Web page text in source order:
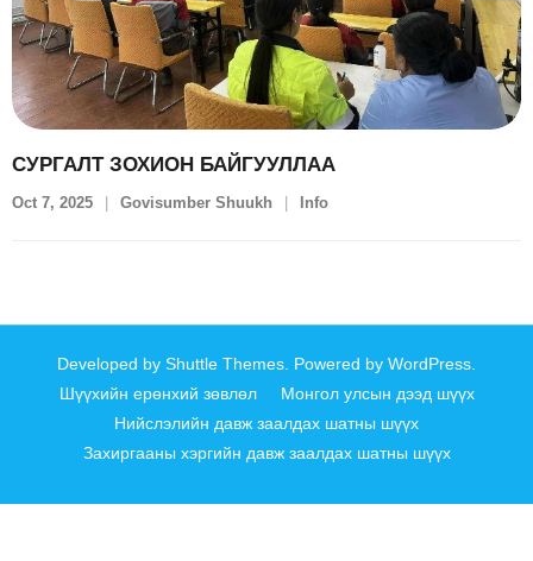
СУРГАЛТ ЗОХИОН БАЙГУУЛЛАА
Oct 7, 2025 Govisumber Shuukh Info
Developed by Shuttle Themes . Powered by WordPress
Шүүхийн ерөнхий зөвлөл
Монгол улсын дээд шүүх
Нийслэлийн давж заалдах шатны шүүх
Захиргааны хэргийн давж заалдах шатны шүүх